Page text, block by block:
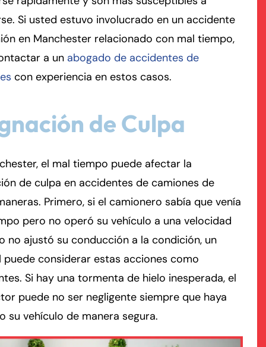
Si usted estuvo involucrado en un accidente
en Manchester relacionado con mal tiempo,
a un abogado de accidentes de
con experiencia en estos casos.
de Culpa
el mal tiempo puede afectar la
de culpa en accidentes de camiones de
Primero, si el camionero sabía que venía
pero no operó su vehículo a una velocidad
no ajustó su conducción a la condición, un
puede considerar estas acciones como
Si hay una tormenta de hielo inesperada, el
puede no ser negligente siempre que haya
su vehículo de manera segura.
- Hours
Service 24/7
8:30 AM – 5:00 PM
8:30 AM – 5:00 PM
Closed
Closed
- Hours
Service 24/7
8:30 AM – 5:00 PM
8:30 AM – 5:00 PM
Closed
Closed